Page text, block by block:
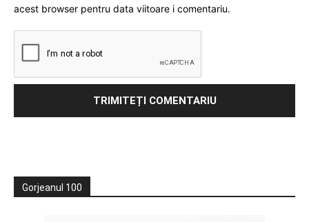
acest browser pentru data viitoare i comentariu.
Gorjeanul 100